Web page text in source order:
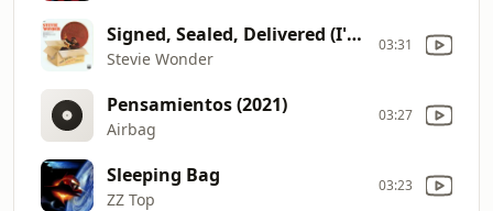
Signed, Sealed, Delivered (I'm Yours)
Stevie Wonder
03:31
Pensamientos (2021)
Airbag
03:27
Sleeping Bag
ZZ Top
03:23